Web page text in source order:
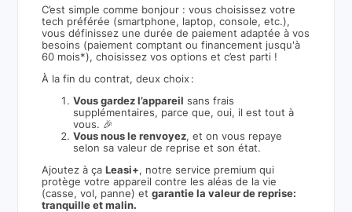
C’est simple comme bonjour : vous choisissez votre
tech préférée (smartphone, laptop, console, etc.),
vous définissez une durée de paiement adaptée à vos
besoins (paiement comptant ou financement jusqu'à
60 mois*), choisissez vos options et c’est parti !
À la fin du contrat, deux choix :
Vous gardez l’appareil sans frais
supplémentaires, parce que, oui, il est tout à
vous. 🎉
Vous nous le renvoyez, et on vous repaye
selon sa valeur de reprise et son état.
Ajoutez à ça Leasi+, notre service premium qui
protège votre appareil contre les aléas de la vie
(casse, vol, panne) etgarantie la valeur de reprise:
tranquille et malin.